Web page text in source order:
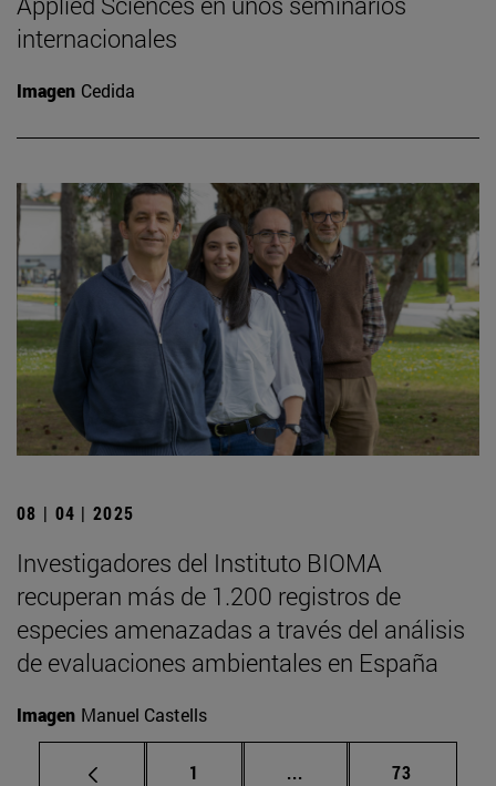
internacionales
Imagen Cedida
08 | 04 | 2025
Investigadores del Instituto BIOMA
recuperan más de 1.200 registros de
especies amenazadas a través del análisis
de evaluaciones ambientales en España
Imagen Manuel Castells
Página
1 ... Páginas intermedias
Página
73